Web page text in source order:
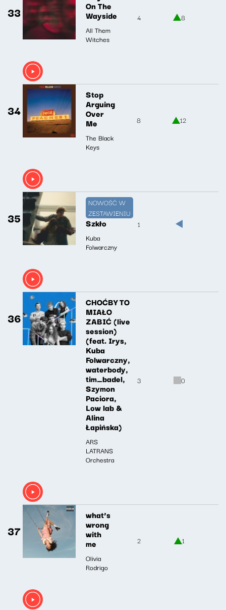
33 On The
Wayside
All Them
Witches
4 8
34
Stop
Arguing
Over
Me
The Black
Keys
8 12
35
NOWOŚĆ W
ZESTAWIENIU
Szkło
Kuba
Folwarczny
1
36
CHOĆBY TO
MIAŁO
ZABIĆ (live
session)
(feat. Irys,
Kuba
Folwarczny,
waterbody,
tim_badel,
Szymon
Paciora,
Low lab &
Alina
Łapińska)
ARS
LATRANS
Orchestra
3 0
37
what’s
wrong
with
me
Olivia
Rodrigo
2 1